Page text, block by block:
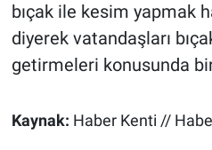
bıçak ile kesim yapmak
diyerek vatandaşları
getirmeleri konusunda
Kaynak: Haber Kenti //